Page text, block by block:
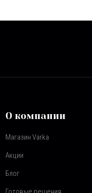
О компании
Магазин Varka
Акции
Блог